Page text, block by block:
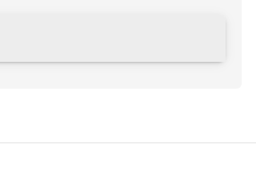
и не требует глажки, что делает